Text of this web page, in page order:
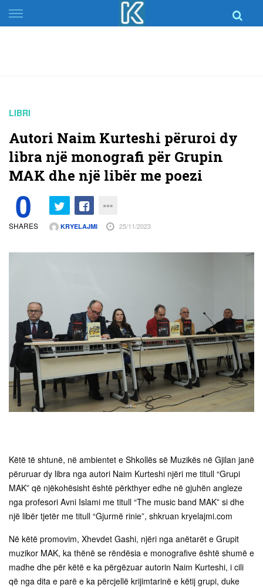
Skip
to
LIBRI
Autori Naim Kurteshi përuroi dy
libra një monografi për Grupin
MAK dhe një libër me poezi
0
SHARES KRYELAJMI 25/11/2023
Këtë të shtunë, në ambientet e Shkollës së Muzikës në Gjilan janë
përuruar dy libra nga autori Naim Kurteshi njëri me titull “Grupi
MAK” që njëkohësisht është përkthyer edhe në gjuhën angleze
nga profesori Avni Islami me titull “The music band MAK” si dhe
një libër tjetër me titull “Gjurmë rinie”, shkruan kryelajmi.com
Në këtë promovim, Xhevdet Gashi, njëri nga anëtarët e Grupit
muzikor MAK, ka thënë se rëndësia e monografive është shumë e
madhe dhe për këtë e ka përgëzuar autorin Naim Kurteshi, i cili
që nga dita e parë e ka përcjellë krijimtarinë e këtij grupi, duke